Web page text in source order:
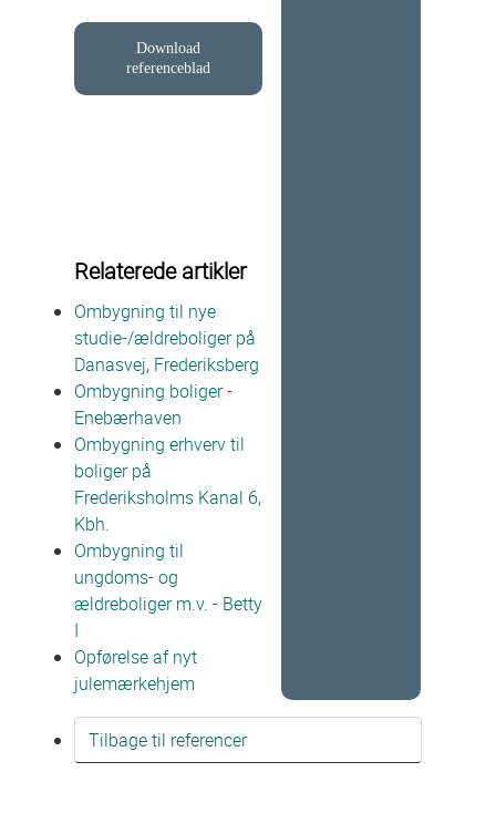
Download
referenceblad
Relaterede artikler
Ombygning til nye
studie-/ældreboliger på
Danasvej, Frederiksberg
Ombygning boliger -
Enebærhaven
Ombygning erhverv til
boliger på
Frederiksholms Kanal 6,
Kbh.
Ombygning til
ungdoms- og
ældreboliger m.v. - Betty
I
Opførelse af nyt
julemærkehjem
Tilbage til referencer